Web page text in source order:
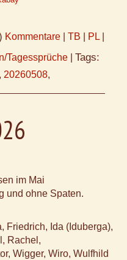
Kommentare TB PL
Tagessprüche Tags:
, 20260508,
im Mai
und ohne Spaten.
Friedrich, Ida (Iduberga),
Rachel,
Wigger, Wiro, Wulfhild